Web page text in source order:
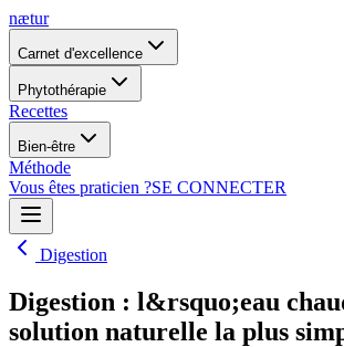
nætur
Carnet d'excellence
Phytothérapie
Recettes
Bien-être
Méthode
Vous êtes praticien ?SE CONNECTER
Digestion
Digestion : l&rsquo;eau
solution naturelle la plus